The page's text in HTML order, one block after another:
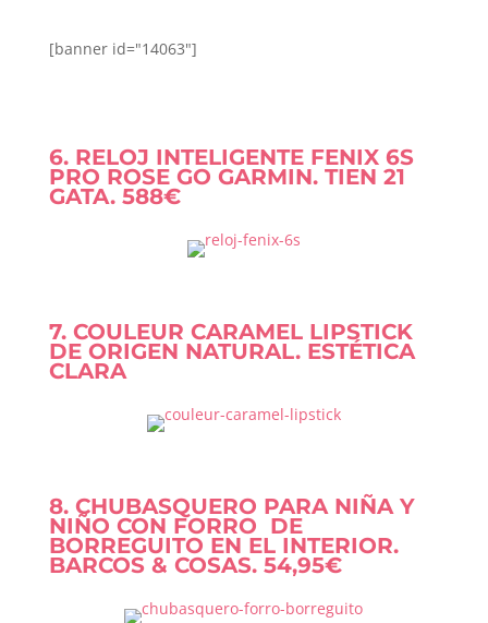
[banner id="14063"]
6. RELOJ INTELIGENTE FENIX 6S
PRO ROSE GO GARMIN. TIEN 21
GATA. 588€
7. COULEUR CARAMEL LIPSTICK
DE ORIGEN NATURAL. ESTÉTICA
CLARA
8. CHUBASQUERO PARA NIÑA Y
NIÑO CON FORRO DE
BORREGUITO EN EL INTERIOR.
BARCOS & COSAS. 54,95€